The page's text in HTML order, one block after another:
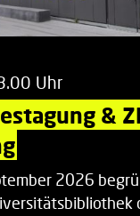
Uhr
&
2026